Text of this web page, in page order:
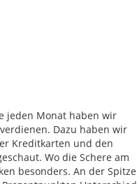
jeden Monat haben wir
Dazu haben wir
Kreditkarten und den
Wo die Schere am
besonders. An der Spitze